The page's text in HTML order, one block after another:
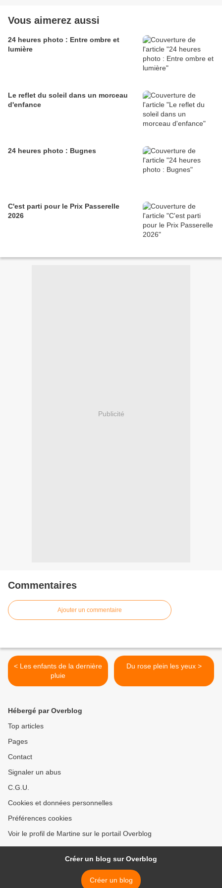
Vous aimerez aussi
24 heures photo : Entre ombre et
lumière
Le reflet du soleil dans un morceau
d'enfance
24 heures photo : Bugnes
C'est parti pour le Prix Passerelle
2026
Publicité
Commentaires
Ajouter un commentaire
< Les enfants de la dernière
pluie
Du rose plein les yeux >
Hébergé par Overblog
Top articles
Pages
Contact
Signaler un abus
C.G.U.
Cookies et données personnelles
Préférences cookies
Voir le profil de Martine sur le portail Overblog
Créer un blog sur Overblog
Créer un blog